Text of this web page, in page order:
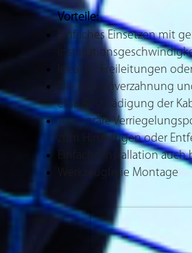
Vorteile:
Einfaches Einsetzen mit
Ideal für Freileitungen
Die Aussenverzahnung
eine Beschädigung der
Temporäre
zum Hinzufügen oder
Einfache Installation
Werkzeugfreie Montage